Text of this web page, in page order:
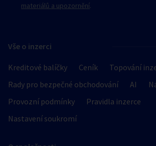
Vše o inzerci
Kreditové balíčky Ceník
Topování
Rady pro bezpečné obchodování
AI
Provozní podmínky
Pravidla inzerce
Nastavení soukromí
materiálů a upozornění.